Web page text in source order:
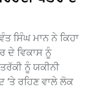
ਸਿੰਘ ਮਾਨ ਨੇ ਕਿਹਾ
ਦੇ ਵਿਕਾਸ ਨੂੰ
ਨੂੰ ਯਕੀਨੀ
ਰਹਿਣ ਵਾਲੇ ਲੋਕ